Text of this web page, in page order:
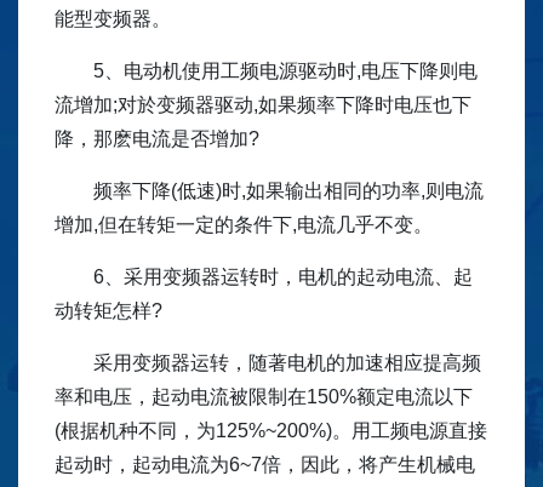
能型变频器。
5、电动机使用工频电源驱动时,电压下降则电
流增加;对於变频器驱动,如果频率下降时电压也下
降，那麽电流是否增加?
频率下降(低速)时,如果输出相同的功率,则电流
增加,但在转矩一定的条件下,电流几乎不变。
6、采用变频器运转时，电机的起动电流、起
动转矩怎样?
采用变频器运转，随著电机的加速相应提高频
率和电压，起动电流被限制在150%额定电流以下
(根据机种不同，为125%~200%)。用工频电源直接
起动时，起动电流为6~7倍，因此，将产生机械电